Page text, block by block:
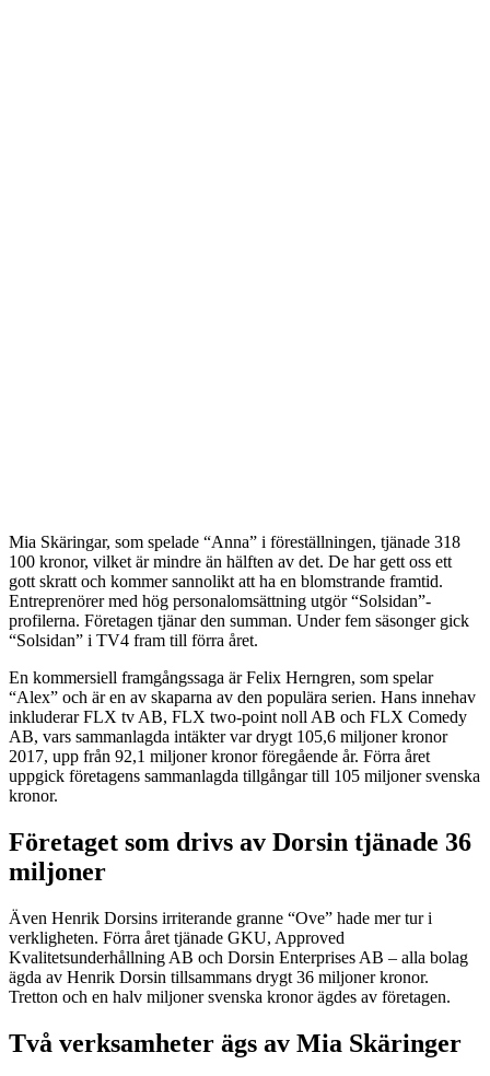
Mia Skäringar, som spelade “Anna” i föreställningen, tjänade 318
100 kronor, vilket är mindre än hälften av det. De har gett oss ett
gott skratt och kommer sannolikt att ha en blomstrande framtid.
Entreprenörer med hög personalomsättning utgör “Solsidan”-
profilerna. Företagen tjänar den summan. Under fem säsonger gick
“Solsidan” i TV4 fram till förra året.
En kommersiell framgångssaga är Felix Herngren, som spelar
“Alex” och är en av skaparna av den populära serien. Hans innehav
inkluderar FLX tv AB, FLX two-point noll AB och FLX Comedy
AB, vars sammanlagda intäkter var drygt 105,6 miljoner kronor
2017, upp från 92,1 miljoner kronor föregående år. Förra året
uppgick företagens sammanlagda tillgångar till 105 miljoner svenska
kronor.
Företaget som drivs av Dorsin tjänade 36
miljoner
Även Henrik Dorsins irriterande granne “Ove” hade mer tur i
verkligheten. Förra året tjänade GKU, Approved
Kvalitetsunderhållning AB och Dorsin Enterprises AB – alla bolag
ägda av Henrik Dorsin tillsammans drygt 36 miljoner kronor.
Tretton och en halv miljoner svenska kronor ägdes av företagen.
Två verksamheter ägs av Mia Skäringer